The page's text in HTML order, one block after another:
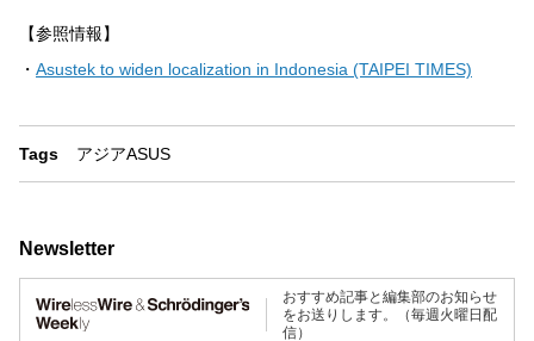
【参照情報】
・ Asustek to widen localization in Indonesia (TAIPEI TIMES)
Tags アジアASUS
Newsletter
おすすめ記事と編集部のお知らせ
をお送りします。（毎週火曜日配
信）